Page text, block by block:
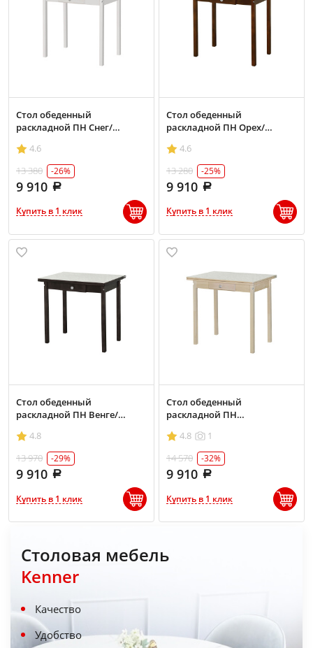
Стол обеденный
раскладной ПН Снег/
4.6
13 380
-26%
9 910
Купить в 1 клик
Стол обеденный
раскладной ПН Орех/
4.6
13 280
-25%
9 910
Купить в 1 клик
Стол обеденный
раскладной ПН Венге/
4.8
13 970
-29%
9 910
Купить в 1 клик
Стол обеденный
раскладной ПН
мрамор
4.8
1
14 570
-32%
9 910
Купить в 1 клик
Столовая мебель
Kenner
Качество
Удобство